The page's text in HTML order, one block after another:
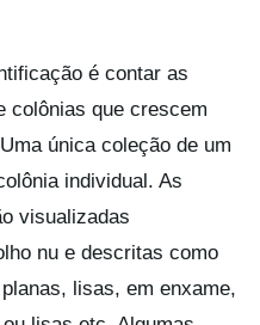
é contar as
colônias que crescem
única coleção de um
individual. As
visualizadas
nu e descritas como
lisas, em enxame,